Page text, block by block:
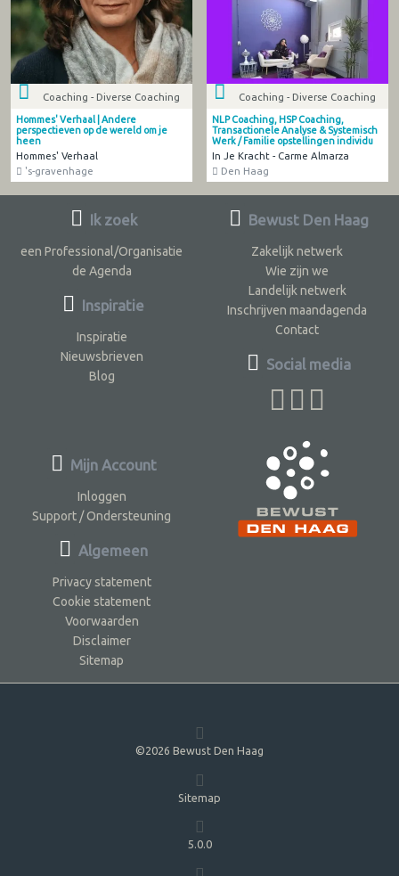
Coaching - Diverse Coaching
Hommes' Verhaal | Andere
perspectieven op de wereld om je
heen
Hommes' Verhaal
's-gravenhage
Coaching - Diverse Coaching
NLP Coaching, HSP Coaching,
Transactionele Analyse & Systemisch
Werk / Familie opstellingen individu
In Je Kracht - Carme Almarza
Den Haag
Ik zoek
een Professional/Organisatie
de Agenda
Inspiratie
Inspiratie
Nieuwsbrieven
Blog
Bewust Den Haag
Zakelijk netwerk
Wie zijn we
Landelijk netwerk
Inschrijven maandagenda
Contact
Social media
Mijn Account
Inloggen
Support / Ondersteuning
Algemeen
Privacy statement
Cookie statement
Voorwaarden
Disclaimer
Sitemap
©2026 Bewust Den Haag
Sitemap
5.0.0